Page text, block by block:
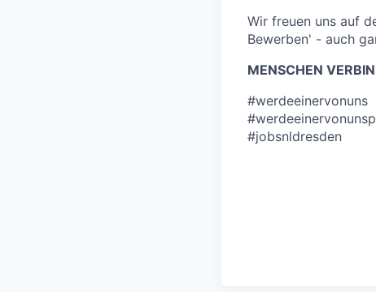
Wir freuen uns auf
Bewerben' - auch
MENSCHEN
#werdeeinervonuns
#jobsnldresden